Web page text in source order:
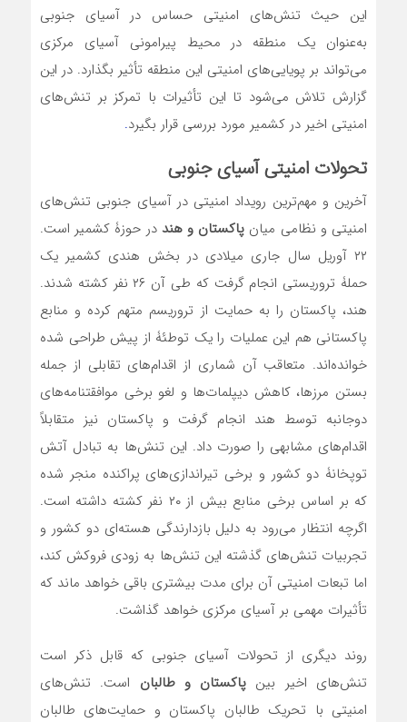
این حیث تنش‌های امنیتی حساس در آسیای جنوبی
به‌عنوان یک منطقه در محیط پیرامونی آسیای مرکزی
می‌تواند بر پویایی‌های امنیتی این منطقه تأثیر بگذارد. در این
گزارش تلاش می‌شود تا این تأثیرات با تمرکز بر تنش‌های
امنیتی اخیر در کشمیر مورد بررسی قرار بگیرد.
تحولات امنیتی آسیای جنوبی
آخرین و مهم‌ترین رویداد امنیتی در آسیای جنوبی تنش‌های
امنیتی و نظامی میان پاکستان و هند در حوزۀ کشمیر است.
۲۲ آوریل سال جاری میلادی در بخش هندی کشمیر یک
حملۀ تروریستی انجام گرفت که طی آن ۲۶ نفر کشته شدند.
هند، پاکستان را به حمایت از تروریسم متهم کرده و منابع
پاکستانی هم این عملیات را یک توطئۀ از پیش طراحی شده
خوانده‌اند. متعاقب آن شماری از اقدام‌های تقابلی از جمله
بستن مرزها، کاهش دیپلمات‌ها و لغو برخی موافقتنامه‌های
دوجانبه توسط هند انجام گرفت و پاکستان نیز متقابلاً
اقدام‌های مشابهی را صورت داد. این تنش‌ها به تبادل آتش
توپخانۀ دو کشور و برخی تیراندازی‌های پراکنده منجر شده
که بر اساس برخی منابع بیش از ۲۰ نفر کشته داشته است.
اگرچه انتظار می‌رود به دلیل بازدارندگی هسته‌ای دو کشور و
تجربیات تنش‌های گذشته این تنش‌ها به زودی فروکش کند،
اما تبعات امنیتی آن برای مدت بیشتری باقی خواهد ماند که
تأثیرات مهمی بر آسیای مرکزی خواهد گذاشت.
روند دیگری از تحولات آسیای جنوبی که قابل ذکر است
تنش‌های اخیر بین پاکستان و طالبان است. تنش‌های
امنیتی با تحریک طالبان پاکستان و حمایت‌های طالبان